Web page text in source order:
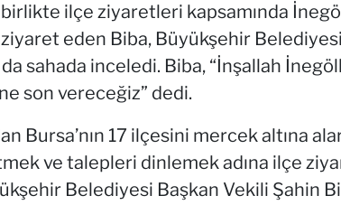
ilçe ziyaretleri kapsamında
eden Biba, Büyükşehir
da sahada inceledi. Biba, “İnşallah
son vereceğiz” dedi.
Bursa’nın 17 ilçesini mercek altına
ve talepleri dinlemek adına ilçe
Belediyesi Başkan Vekili Şahin